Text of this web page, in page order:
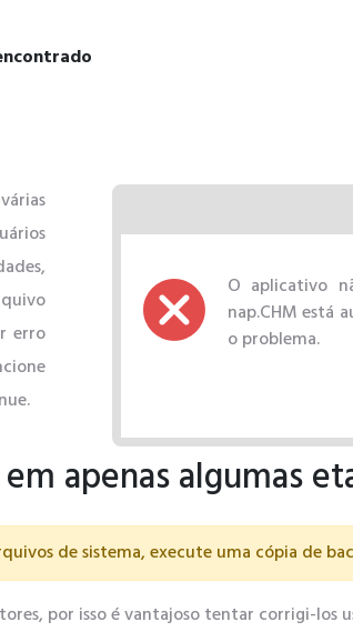
O aplicativo
nap.CHM está
o problema.
erro
apenas algumas
de sistema, execute uma cópia de
por isso é vantajoso tentar corrigi-los